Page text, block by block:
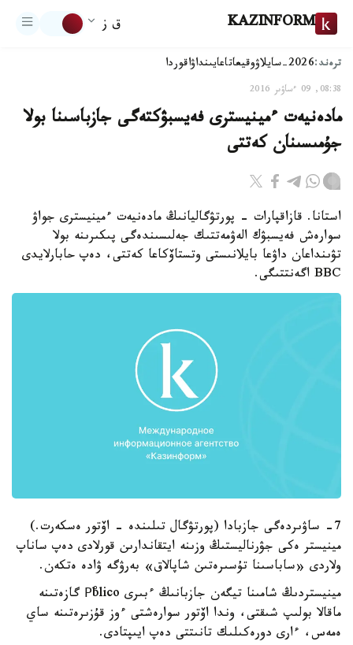
KAZINFORM ق ز
ترەند:2026-سايلاۋ وقيعاتاعايىنداۋاقوردا
08:38, 09 ءساۋىر 2016
مادەنيەت ءمينيسترى فەيسبۋكتەگى جازباسىنا بولا
جۇمىسىنان كەتتى
استانا. قازاقپارات - پورتۋگاليانىڭ مادەنيەت ءمينيسترى جواۋ
سوارەش فەيسبۋك الەۋمەتتىك جەلىسىندەگى پىكىرىنە بولا
تۋىنداعان داۋعا بايلانىستى وتستاۆكاعا كەتتى، دەپ حابارلايدى
BBC اگەنتتىگى.
7- ساۋىردەگى جازبادا (پورتۋگال تىلىندە - اۆتور ەسكەرت.)
مينيستر ەكى جۋرناليستىڭ وزىنە ايتقاندارىن قورلادى دەپ ساناپ
ولاردى «ساباسىنا تۇسىرەتىن شاپالاق» بەرۋگە ۋادە ەتكەن.
مينيستردىڭ شامىنا تيگەن جازبانىڭ ءبىرى Pْblico گازەتىنە
ماقالا بولىپ شىقتى، وندا اۆتور سوارەشتى ءوز قۇزىرەتىنە ساي
ەمەس، ءارى دورەكىلىك تانىتتى دەپ ايىپتادى.